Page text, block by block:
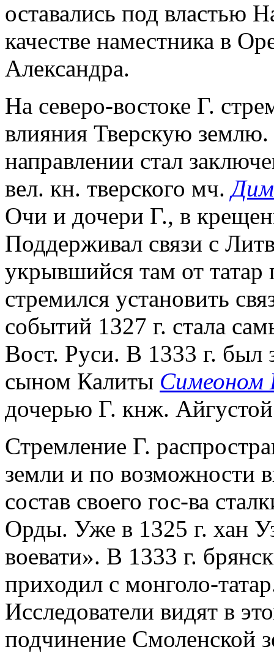
оставались под властью
качестве наместника в
Александра.
На северо-востоке Г.
влияния Тверскую
направлении стал
вел. кн. тверского мч.
Очи и дочери Г., в
Поддерживал связи с
укрывшийся там от татар
стремился установить
событий 1327 г. стала
Вост. Руси. В 1333 г.
сыном Калиты Симеоном
дочерью Г. кнж.
Стремление Г.
земли и по возможности
состав своего гос-ва
Орды. Уже в 1325 г. хан
воевати». В 1333 г.
приходил с монголо-
Исследователи видят в
подчинение Смоленской